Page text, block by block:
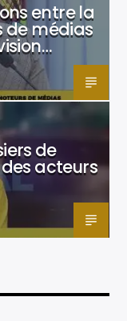
entre la
de médias
de
acteurs